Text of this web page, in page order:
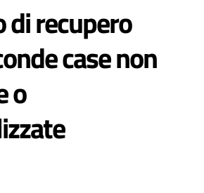
di recupero
case non
o